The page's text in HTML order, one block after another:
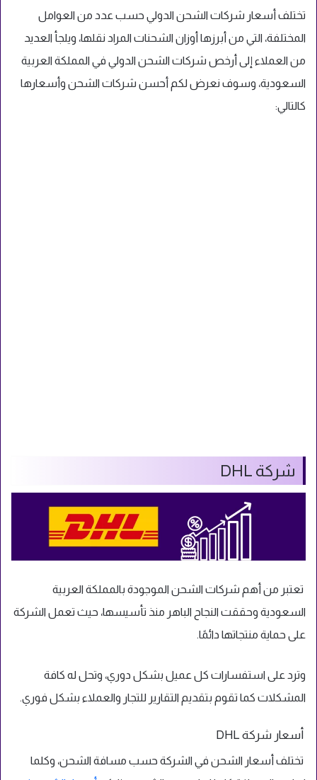
تختلف أسعار شركات الشحن الدولي حسب عدد من العوامل
المختلفة، التي من أبرزها أوزان الشحنات المراد نقلها، ويلجأ العديد
من العملاء إلى أرخص شركات الشحن الدولي في المملكة العربية
السعودية، وسوف نعرض لكم أحسن شركات الشحن وأسعارها
كالتالي:
شركة DHL
تعتبر من أهم شركات الشحن الموجودة بالمملكة العربية
السعودية وحققت النجاح الباهر منذ تأسيسها، حيث تعمل الشركة
على حماية منتجاتها دائمًا.
وترد على استفسارات كل عميل بشكل دوري، وتحل له كافة
المشكلات كما تقوم بتقديم التقارير للتجار والعملاء بشكل فوري.
أسعار شركة DHL
تختلف أسعار الشحن في الشركة حسب مسافة الشحن، وكلما